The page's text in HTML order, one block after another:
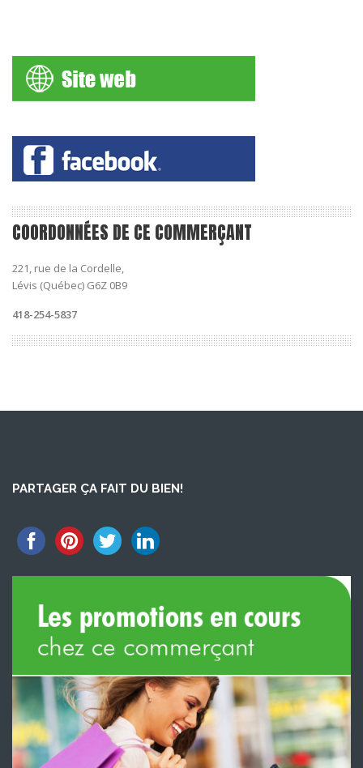
COORDONNÉES DE CE COMMERÇANT
221, rue de la Cordelle,
Lévis (Québec) G6Z 0B9
418-254-5837
PARTAGER ÇA FAIT DU BIEN!